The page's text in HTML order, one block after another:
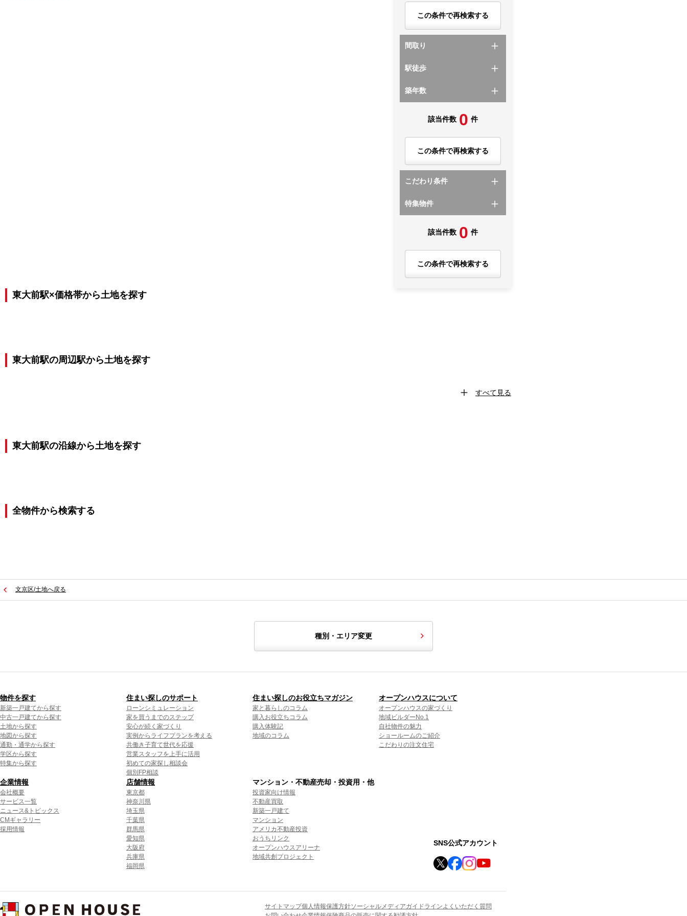
この条件で再検索する
間取り
駅徒歩
築年数
該当件数 0 件
この条件で再検索する
こだわり条件
特集物件
該当件数 0 件
この条件で再検索する
東大前駅×価格帯から土地を探す
東大前駅の周辺駅から土地を探す
すべて見る
東大前駅の沿線から土地を探す
全物件から検索する
文京区/土地へ戻る
種別・エリア変更
物件を探す
新築一戸建てから探す
中古一戸建てから探す
土地から探す
地図から探す
通勤・通学から探す
学区から探す
特集から探す
住まい探しのサポート
ローンシミュレーション
家を買うまでのステップ
安心が続く家づくり
実例からライフプランを考える
共働き子育て世代を応援
営業スタッフを上手に活用
初めての家探し相談会
個別FP相談
住まい探しのお役立ちマガジン
家と暮らしのコラム
購入お役立ちコラム
購入体験記
地域のコラム
オープンハウスについて
オープンハウスの家づくり
地域ビルダーNo.1
自社物件の魅力
ショールームのご紹介
こだわりの注文住宅
企業情報
会社概要
サービス一覧
ニュース&トピックス
CMギャラリー
採用情報
店舗情報
東京都
神奈川県
埼玉県
千葉県
群馬県
愛知県
大阪府
兵庫県
福岡県
マンション・不動産売却・投資用・他
投資家向け情報
不動産買取
新築一戸建て
マンション
アメリカ不動産投資
おうちリンク
オープンハウスアリーナ
地域共創プロジェクト
SNS公式アカウント
サイトマップ個人情報保護方針ソーシャルメディアガイドラインよくいただく質問